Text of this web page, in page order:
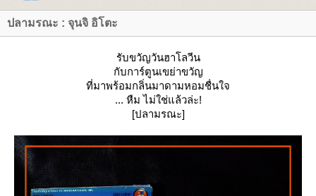
ปลามรณะ : จุนจิ อิโตะ
รับขวัญวันฮาโลวีน
กับการ์ตูนเขย่าขวัญ
ที่มาพร้อมกลิ่นมาดามหอมชื่นใจ
... หืม ไม่ใช่แล้วล่ะ!
[ปลามรณะ]